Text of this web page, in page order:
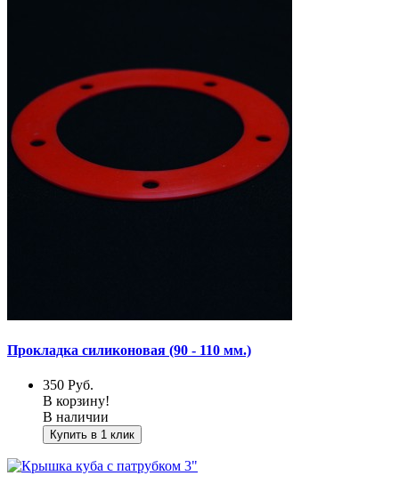
Прокладка силиконовая (90 - 110 мм.)
350 Руб.
В корзину!
В наличии
Купить в 1 клик